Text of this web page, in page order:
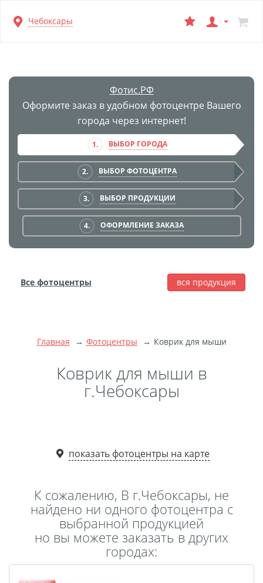
Перейти
к
Чебоксары
Фотис.РФ
Оформите заказ в удобном фотоцентре Вашего
города через интернет!
1. ВЫБОР ГОРОДА
2. ВЫБОР ФОТОЦЕНТРА
3. ВЫБОР ПРОДУКЦИИ
4. ОФОРМЛЕНИЕ ЗАКАЗА
Все фотоцентры
Фото на холсте с
Мультипанно
Фотоколлаж
Фотобокс
Пластификация
вся продукция
Главная Фотоцентры Коврик для мыши
Коврик для мыши в
г.Чебоксары
показать фотоцентры на карте
К сожалению, В г.Чебоксары, не
найдено ни одного фотоцентра с
выбранной продукцией
но вы можете заказать в других
городах: